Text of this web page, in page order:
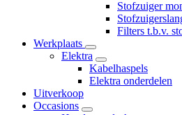
Stofzuiger
Filters t.b.v.
Werkplaats
Elektra
Kabelhaspels
Elektra onderdelen
Uitverkoop
Occasions